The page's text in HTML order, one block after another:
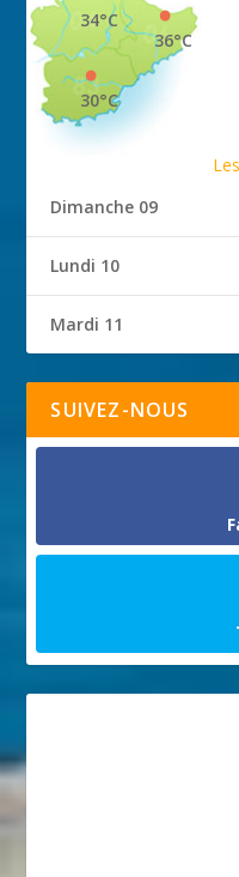
36°C
34°C
30°C
Dimanche 09
Lundi 10
Mardi 11
SUIVEZ-NOUS